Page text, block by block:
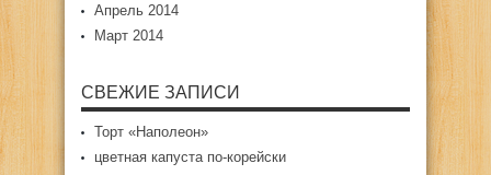
Апрель 2014
Март 2014
СВЕЖИЕ ЗАПИСИ
Торт «Наполеон»
цветная капуста по-корейски